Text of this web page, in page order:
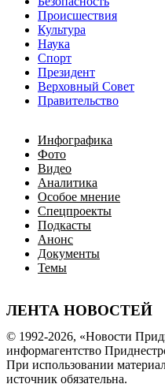
Происшествия
Культура
Наука
Спорт
Президент
Верховный Совет
Правительство
Инфографика
Фото
Видео
Аналитика
Особое мнение
Спецпроекты
Подкасты
Анонс
Документы
Темы
ЛЕНТА НОВОСТЕЙ
© 1992-2026, «Новости
информагентство
При использовании
источник обязательна.